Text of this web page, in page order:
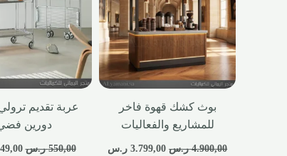
بوث كشك قهوة فاخر
للمشاريع والفعاليات
4.900,00 ر.س 3.799,00 ر.س
عربة تقديم
دورين
550,00 ر.س